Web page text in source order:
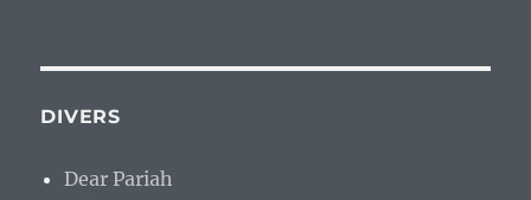
DIVERS
Dear Pariah